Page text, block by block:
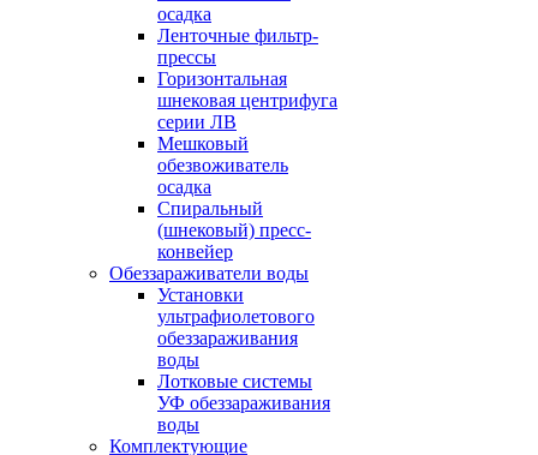
осадка
Ленточные фильтр-
прессы
Горизонтальная
шнековая центрифуга
серии ЛВ
Мешковый
обезвоживатель
осадка
Спиральный
(шнековый) пресс-
конвейер
Обеззараживатели воды
Установки
ультрафиолетового
обеззараживания
воды
Лотковые системы
УФ обеззараживания
воды
Комплектующие